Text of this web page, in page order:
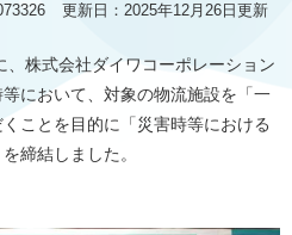
更新日：2025年12月26日更新
株式会社ダイワコーポレーション
において、対象の物流施設を「一
ことを目的に「災害時等における
締結しました。